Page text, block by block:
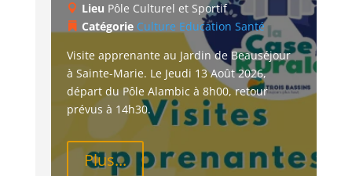
Lieu Pôle Culturel et Sportif
Catégorie Culture Education Santé
Visite apprenante au Jardin de Beauséjour
à Sainte-Marie. Le Jeudi 13 Août 2026,
départ du Pôle Alambic à 8h00, retour
prévus à 14h30.
Plus...